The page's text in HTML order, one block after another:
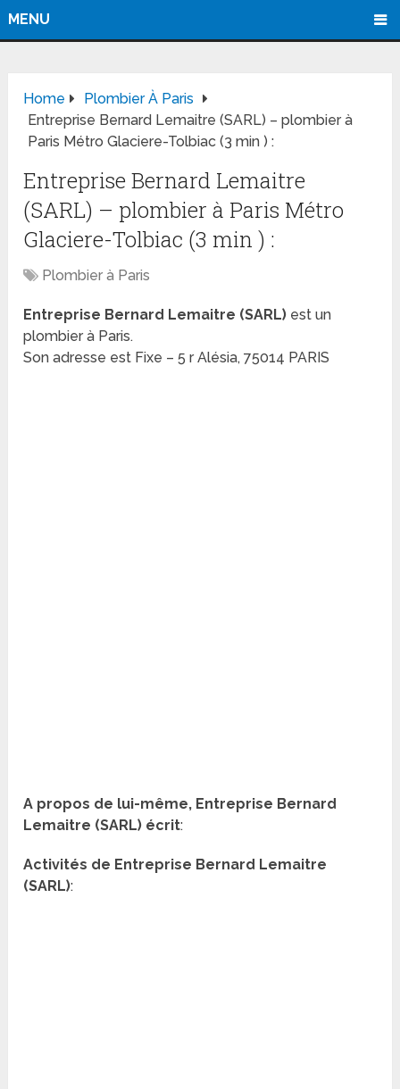
MENU
Home
Plombier À Paris
Entreprise Bernard Lemaitre (SARL) – plombier à
Paris Métro Glaciere-Tolbiac (3 min ) :
Entreprise Bernard Lemaitre
(SARL) – plombier à Paris Métro
Glaciere-Tolbiac (3 min ) :
Plombier à Paris
Entreprise Bernard Lemaitre (SARL) est un
plombier à Paris.
Son adresse est Fixe – 5 r Alésia, 75014 PARIS
A propos de lui-même, Entreprise Bernard
Lemaitre (SARL) écrit:
Activités de Entreprise Bernard Lemaitre
(SARL):